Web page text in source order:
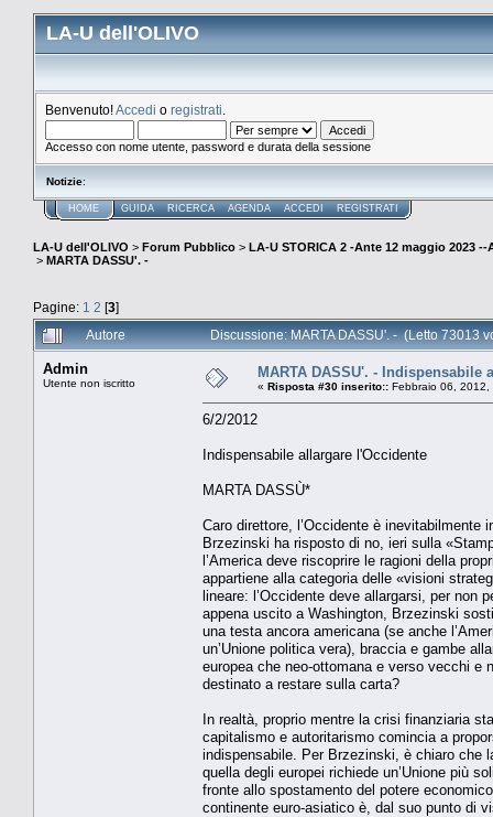
LA-U dell'OLIVO
Benvenuto!Accedi o registrati
Accesso con nome utente, password e durata della sessione
Notizie:
HOME GUIDA RICERCA AGENDA ACCEDI REGISTRATI
LA-U dell'OLIVO > Forum Pubblico > LA-U STORICA 2 -Ante 12 maggio 2023 --
> MARTA DASSU'. -
Pagine: 1 2 [3]
Autore
Discussione: MARTA DASSU'. - (Letto 73013
Admin
Utente non iscritto
MARTA DASSU'. - Indispensabile
« Risposta #30 inserito:: Febbraio 06, 2012,
6/2/2012
Indispensabile allargare l'Occidente
MARTA DASSÙ*
Caro direttore, l’Occidente è
Brzezinski ha risposto di no, ieri sulla
l’America deve riscoprire le ragioni della
appartiene alla categoria delle «visioni
lineare: l’Occidente deve allargarsi, per non
appena uscito a Washington, Brzezinski
una testa ancora americana (se anche
un’Unione politica vera), braccia e gambe
europea che neo-ottomana e verso vecchi
destinato a restare sulla carta?
In realtà, proprio mentre la crisi finanziaria
capitalismo e autoritarismo comincia a
indispensabile. Per Brzezinski, è chiaro che
quella degli europei richiede un’Unione più
fronte allo spostamento del potere
continente euro-asiatico è, dal suo punto di